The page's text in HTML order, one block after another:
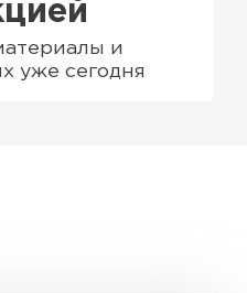
и
уже сегодня